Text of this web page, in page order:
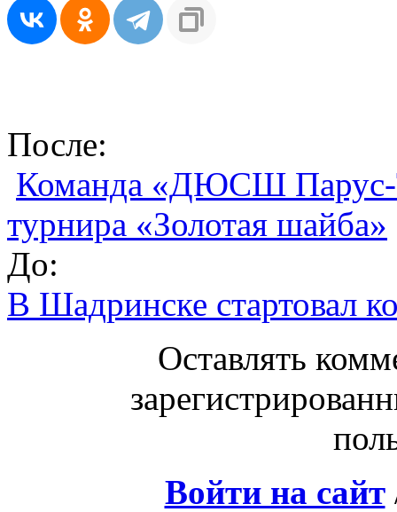
После:
Команда «ДЮСШ Парус-
турнира «Золотая шайба»
До:
В Шадринске стартовал
Оставлять
Войти на сайт